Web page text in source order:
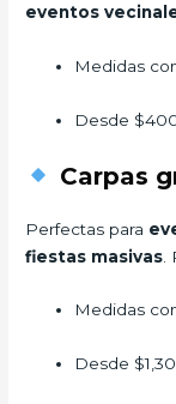
eventos
Medidas
Desde
Carpas
Perfectas para
fiestas masivas
Medidas
Desde